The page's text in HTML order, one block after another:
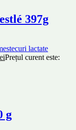
397g
lactate
Prețul curent este:
g